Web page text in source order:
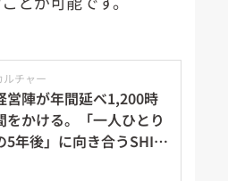
ルチャー
営陣が年間延べ1,200時
をかける。「一人ひとり
5年後」に向き合うSHIFT